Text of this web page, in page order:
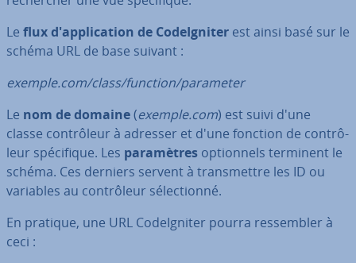
Le flux d'ap­pli­ca­tion de Co­deIg­ni­ter est ainsi basé sur le
schéma URL de base suivant :
exemple.com/class/function/parameter
Le nom de domaine(exemple.com) est suivi d'une
classe con­trô­leur à adresser et d'une fonction de con­trô­
leur spé­ci­fique. Les pa­ra­mètres op­tion­nels terminent le
schéma. Ces derniers servent à trans­mettre les ID ou
variables au con­trô­leur sé­lec­tionné.
En pratique, une URL Co­deIg­ni­ter pourra res­sem­bler à
ceci :